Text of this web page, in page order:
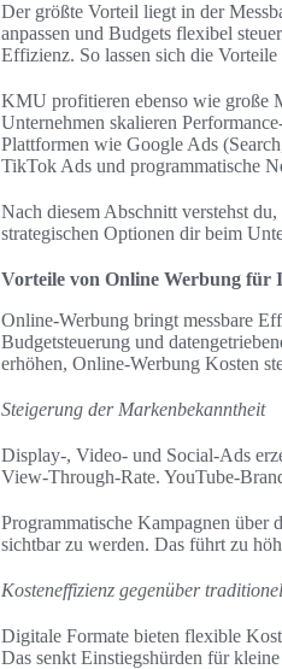
Der größte Vorteil liegt in der
anpassen und Budgets flexibel
Effizienz. So lassen sich die
KMU profitieren ebenso wie große
Unternehmen skalieren
Plattformen wie Google Ads
TikTok Ads und programmatische
Nach diesem Abschnitt verstehst
strategischen Optionen dir beim
Vorteile von Online Werbung für
Online-Werbung bringt messbare
Budgetsteuerung und
erhöhen, Online-Werbung Kosten
Steigerung der Markenbekanntheit
Display-, Video- und Social-Ads
View-Through-Rate. YouTube-
Programmatische Kampagnen
sichtbar zu werden. Das führt zu
Kosteneffizienz gegenüber
Digitale Formate bieten flexible
Das senkt Einstiegshürden für